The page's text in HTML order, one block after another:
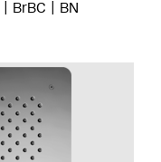
BrBC BN